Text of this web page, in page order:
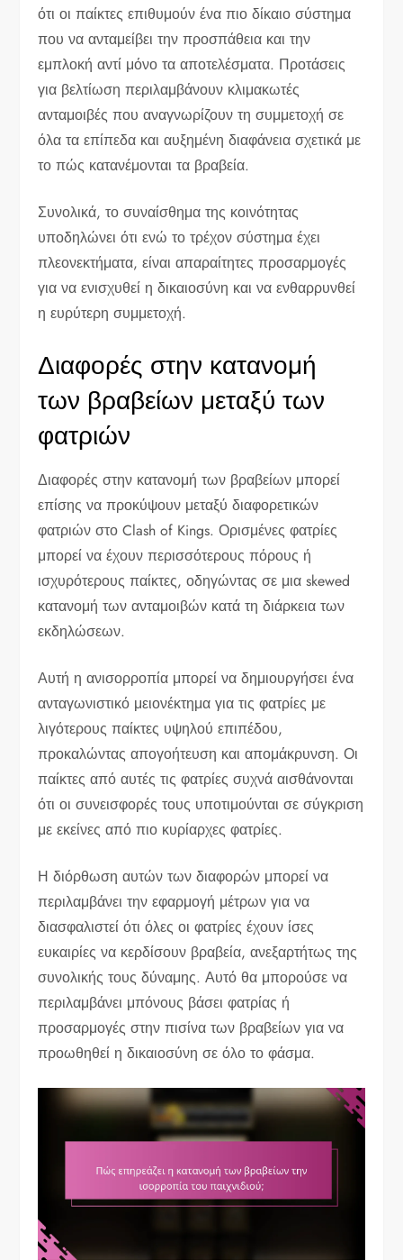
ότι οι παίκτες επιθυμούν ένα πιο δίκαιο σύστημα
που να ανταμείβει την προσπάθεια και την
εμπλοκή αντί μόνο τα αποτελέσματα. Προτάσεις
για βελτίωση περιλαμβάνουν κλιμακωτές
ανταμοιβές που αναγνωρίζουν τη συμμετοχή σε
όλα τα επίπεδα και αυξημένη διαφάνεια σχετικά με
το πώς κατανέμονται τα βραβεία.
Συνολικά, το συναίσθημα της κοινότητας
υποδηλώνει ότι ενώ το τρέχον σύστημα έχει
πλεονεκτήματα, είναι απαραίτητες προσαρμογές
για να ενισχυθεί η δικαιοσύνη και να ενθαρρυνθεί
η ευρύτερη συμμετοχή.
Διαφορές στην κατανομή
των βραβείων μεταξύ των
φατριών
Διαφορές στην κατανομή των βραβείων μπορεί
επίσης να προκύψουν μεταξύ διαφορετικών
φατριών στο Clash of Kings. Ορισμένες φατρίες
μπορεί να έχουν περισσότερους πόρους ή
ισχυρότερους παίκτες, οδηγώντας σε μια skewed
κατανομή των ανταμοιβών κατά τη διάρκεια των
εκδηλώσεων.
Αυτή η ανισορροπία μπορεί να δημιουργήσει ένα
ανταγωνιστικό μειονέκτημα για τις φατρίες με
λιγότερους παίκτες υψηλού επιπέδου,
προκαλώντας απογοήτευση και απομάκρυνση. Οι
παίκτες από αυτές τις φατρίες συχνά αισθάνονται
ότι οι συνεισφορές τους υποτιμούνται σε σύγκριση
με εκείνες από πιο κυρίαρχες φατρίες.
Η διόρθωση αυτών των διαφορών μπορεί να
περιλαμβάνει την εφαρμογή μέτρων για να
διασφαλιστεί ότι όλες οι φατρίες έχουν ίσες
ευκαιρίες να κερδίσουν βραβεία, ανεξαρτήτως της
συνολικής τους δύναμης. Αυτό θα μπορούσε να
περιλαμβάνει μπόνους βάσει φατρίας ή
προσαρμογές στην πισίνα των βραβείων για να
προωθηθεί η δικαιοσύνη σε όλο το φάσμα.